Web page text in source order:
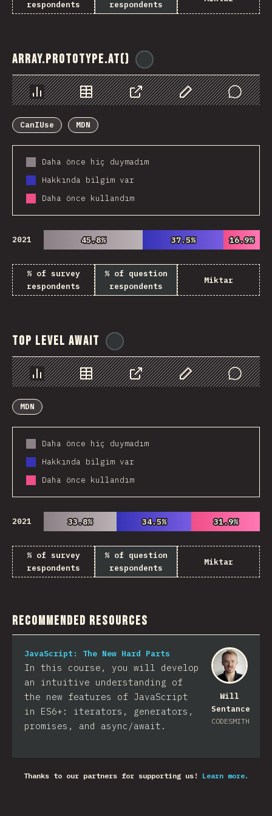
respondents
respondents
Array.prototype.at()
Chart Data Share Customize Data
Comments
CanIUse
MDN
Daha önce hiç duymadım
Hakkında bilgim var
Daha önce kullandım
2021 45.8%
45.8% 37.5%
37.5% 16.9%
16.9%
% of survey
respondents
% of question
respondents
Miktar
Top Level Await
Chart Data Share Customize Data
Comments
MDN
Daha önce hiç duymadım
Hakkında bilgim var
Daha önce kullandım
2021 33.8%
33.8% 34.5%
34.5% 31.9%
31.9%
% of survey
respondents
% of question
respondents
Miktar
Recommended Resources
Will
Sentance
CODESMITH
JavaScript: The New Hard Parts
In this course, you will develop
an intuitive understanding of
the new features of JavaScript
in ES6+: iterators, generators,
promises, and async/await.
Thanks to our partners for supporting us! Learn more.